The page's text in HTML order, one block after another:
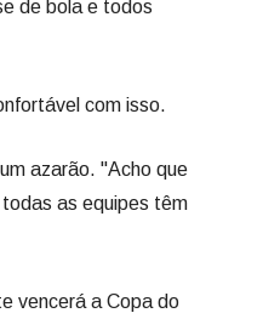
de bola e todos
com isso.
azarão. "Acho que
as equipes têm
vencerá a Copa do